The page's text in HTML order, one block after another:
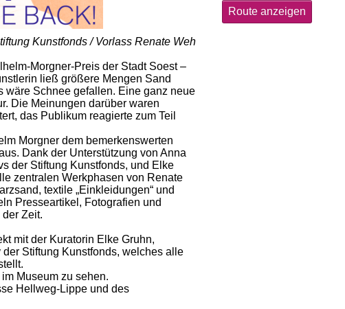
Kunstfonds / Vorlass Renate Weh
Morgner-Preis der Stadt Soest –
ließ größere Mengen Sand
wäre Schnee gefallen. Eine ganz neue
Die Meinungen darüber waren
das Publikum reagierte zum Teil
Morgner dem bemerkenswerten
Dank der Unterstützung von Anna
der Stiftung Kunstfonds, und Elke
zentralen Werkphasen von Renate
textile „Einkleidungen“ und
Presseartikel, Fotografien und
Zeit.
mit der Kuratorin Elke Gruhn,
Stiftung Kunstfonds, welches alle
Museum zu sehen.
Hellweg-Lippe und des